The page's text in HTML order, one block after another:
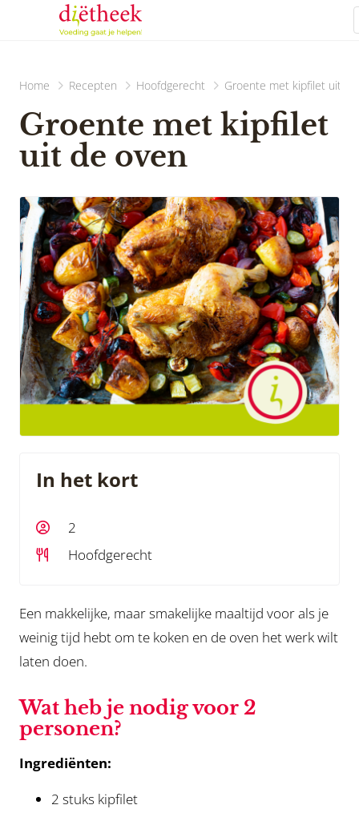
Home Recepten Hoofdgerecht Groente met kipfilet uit
Groente met kipfilet
uit de oven
In het kort
2
Hoofdgerecht
Een makkelijke, maar smakelijke maaltijd voor als je
weinig tijd hebt om te koken en de oven het werk wilt
laten doen.
Wat heb je nodig voor 2
personen?
Ingrediënten:
2 stuks kipfilet